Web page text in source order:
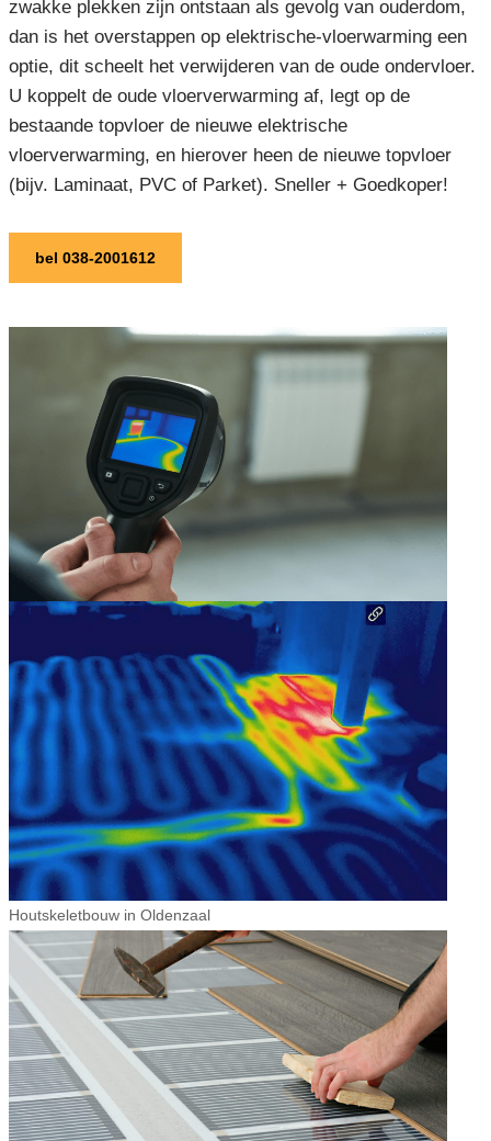
zwakke plekken zijn ontstaan als gevolg van ouderdom,
dan is het overstappen op elektrische-vloerwarming een
optie, dit scheelt het verwijderen van de oude ondervloer.
U koppelt de oude vloerverwarming af, legt op de
bestaande topvloer de nieuwe elektrische
vloerverwarming, en hierover heen de nieuwe topvloer
(bijv. Laminaat, PVC of Parket). Sneller + Goedkoper!
bel 038-2001612
Houtskeletbouw in Oldenzaal